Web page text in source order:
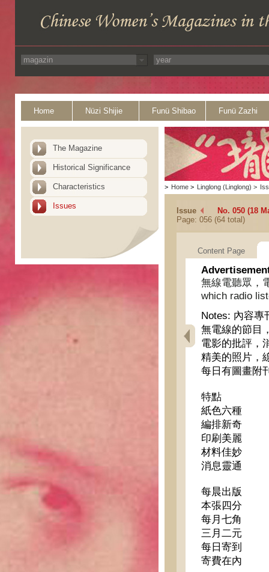
Home Nüzi Shijie Funü Shibao Funü Zazhi
The Magazine
Historical Significance
Characteristics
Issues
> Home > Linglong (Linglong) >
Issue
No. 050 (18
Page: 056 (64 total)
Content Page
無線電聽眾，
which radio
Notes: 內容專
無電線的節目
電影的批評，
精美的照片，
每日有圖畫附
特點
紙色六種
編排新奇
印刷美麗
材料佳妙
消息靈通
每晨出版
本張四分
每月七角
三月二元
每日寄到
寄費在內